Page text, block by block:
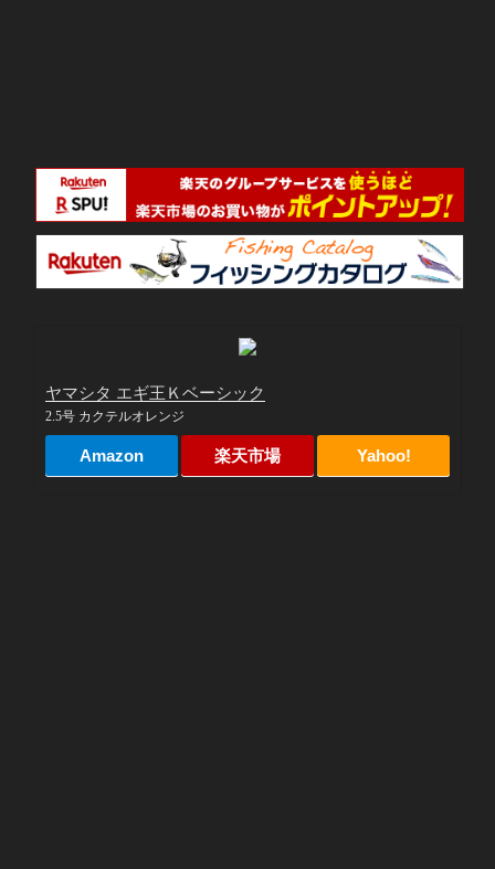
ヤマシタ エギ王Ｋベーシック
2.5号 カクテルオレンジ
Amazon 楽天市場 Yahoo!